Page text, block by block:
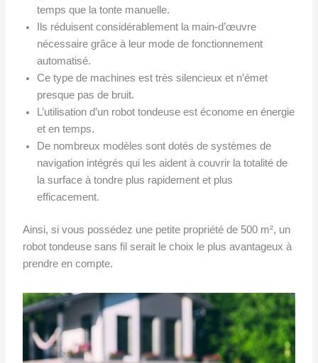
temps que la tonte manuelle.
Ils réduisent considérablement la main-d’œuvre
nécessaire grâce à leur mode de fonctionnement
automatisé.
Ce type de machines est très silencieux et n’émet
presque pas de bruit.
L’utilisation d’un robot tondeuse est économe en énergie
et en temps.
De nombreux modèles sont dotés de systèmes de
navigation intégrés qui les aident à couvrir la totalité de
la surface à tondre plus rapidement et plus
efficacement.
Ainsi, si vous possédez une petite propriété de 500 m², un
robot tondeuse sans fil serait le choix le plus avantageux à
prendre en compte.